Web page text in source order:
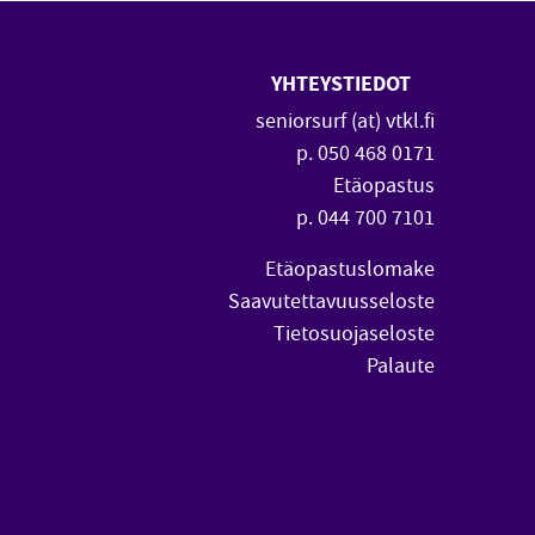
YHTEYSTIEDOT
seniorsurf (at) vtkl.fi
p. 050 468 0171
Etäopastus
p. 044 700 7101
Etäopastuslomake
Saavutettavuusseloste
Tietosuojaseloste
Palaute